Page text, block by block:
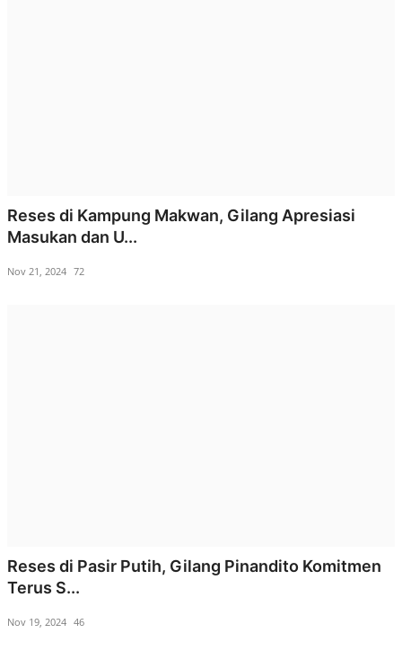
Reses di Kampung Makwan, Gilang Apresiasi
Masukan dan U...
Nov 21, 2024 72
Reses di Pasir Putih, Gilang Pinandito Komitmen
Terus S...
Nov 19, 2024 46